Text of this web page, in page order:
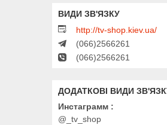
http://tv-shop.kiev.ua/
(066)2566261
(066)2566261
Инстаграмм
@_tv_shop